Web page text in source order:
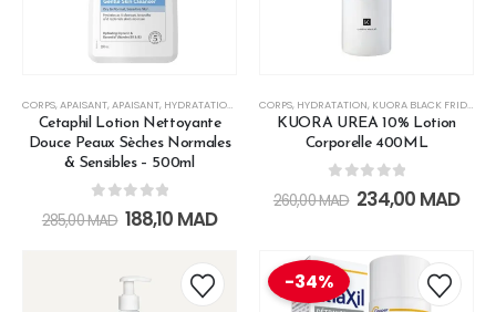
CORPS,APAISANT,APAISANT, HYDRATATION HYDRATATION,LES SOINS CORPS & BAIN,LES SOINS
Cetaphil Lotion Nettoyante
Douce Peaux Sèches Normales
& Sensibles – 500ml
out of 5
285,00MAD 188,10 MAD
CORPS, HYDRATATION, KUORA BLACK FRIDAY
KUORA UREA 10% Lotion
Corporelle 400ML
out of 5
260,00MAD 234,00 MAD
-34%